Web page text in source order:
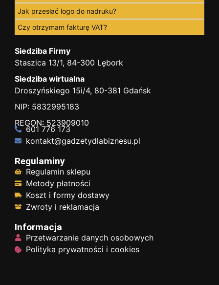
Jak przesłać logo do nadruku?
Czy otrzymam fakturę VAT?
Siedziba Firmy
Staszica 13/1, 84-300 Lębork
Siedziba wirtualna
Droszyńskiego 15i/4, 80-381 Gdańsk
NIP: 5832995183
REGON: 523909010
601 776 173
kontakt@gadzetydlabiznesu.pl
Regulaminy
Regulamin sklepu
Metody płatności
Koszt i formy dostawy
Zwroty i reklamacja
Informacja
Przetwarzanie danych osobowych
Polityka prywatności i cookies